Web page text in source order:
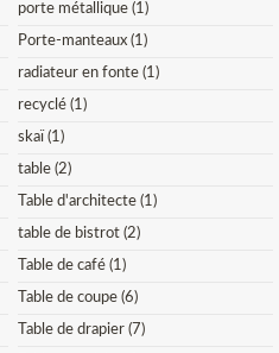
porte métallique (1)
Porte-manteaux (1)
radiateur en fonte (1)
recyclé (1)
skaï (1)
table (2)
Table d'architecte (1)
table de bistrot (2)
Table de café (1)
Table de coupe (6)
Table de drapier (7)